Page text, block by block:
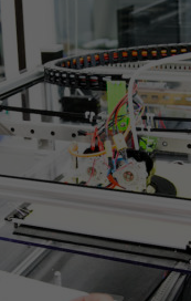
Cookies und
während andere
Personenbezogene
Anzeigen
Informationen über die
.
Sie eine Übersicht
zu ganzen
und so nur bestimmte
akzeptieren
und weiter